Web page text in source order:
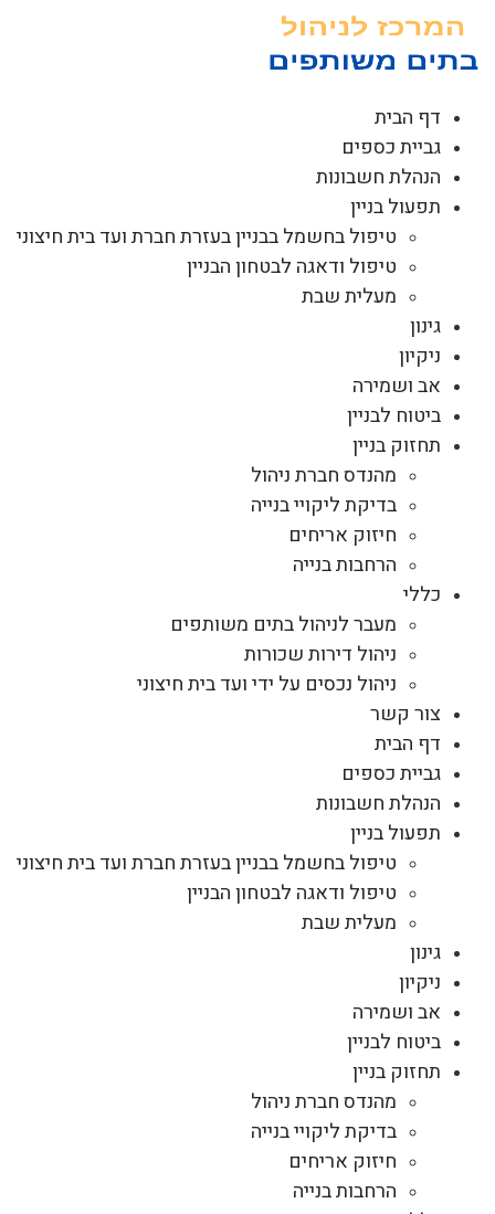
דף הבית
גביית כספים
הנהלת חשבונות
תפעול בניין
טיפול בחשמל בבניין בעזרת חברת ועד בית חיצוני
טיפול ודאגה לבטחון הבניין
מעלית שבת
גינון
ניקיון
אב ושמירה
ביטוח לבניין
תחזוק בניין
מהנדס חברת ניהול
בדיקת ליקויי בנייה
חיזוק אריחים
הרחבות בנייה
כללי
מעבר לניהול בתים משותפים
ניהול דירות שכורות
ניהול נכסים על ידי ועד בית חיצוני
צור קשר
דף הבית
גביית כספים
הנהלת חשבונות
תפעול בניין
טיפול בחשמל בבניין בעזרת חברת ועד בית חיצוני
טיפול ודאגה לבטחון הבניין
מעלית שבת
גינון
ניקיון
אב ושמירה
ביטוח לבניין
תחזוק בניין
מהנדס חברת ניהול
בדיקת ליקויי בנייה
חיזוק אריחים
הרחבות בנייה